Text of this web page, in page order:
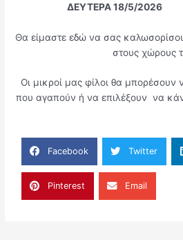
ΔΕΥΤΕΡΑ 18/5/2026
Θα είμαστε εδώ να σας
στους χώρους
Οι μικροί μας φίλοι θα
που αγαπούν ή να επιλέξουν να
Facebook Twitter
Pinterest Email